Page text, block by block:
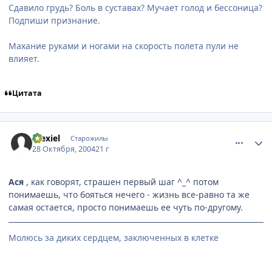
Сдавило грудь? Боль в суставах? Мучает голод и бессоница?
Подпиши признание.
Махание руками и ногами на скорость полета пули не
влияет.
Цитата
Alexiel Старожилы
28 Октября, 200421 г
Ася , как говорят, страшен первый шаг ^_^ потом
понимаешь, что бояться нечего - жизнь все-равно та же
самая остается, просто понимаешь ее чуть по-другому.
Молюсь за диких сердцем, заключенных в клетке